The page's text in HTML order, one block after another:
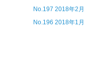
No.197 2018年2月
No.196 2018年1月